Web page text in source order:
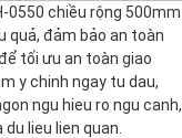
0550 chiều rộng 500mm
quả, đảm bảo an toàn
tối ưu an toàn giao
y chinh ngay tu dau,
ngu hieu ro ngu canh,
lieu lien quan.